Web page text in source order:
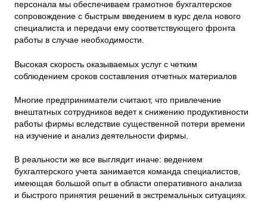
персонала мы обеспечиваем грамотное бухгалтерское
сопровождение с быстрым введением в курс дела нового
специалиста и передачи ему соответствующего фронта
работы в случае необходимости.
Высокая скорость оказываемых услуг с четким
соблюдением сроков составления отчетных материалов
Многие предприниматели считают, что привлечение
внештатных сотрудников ведет к снижению продуктивности
работы фирмы вследствие существенной потери времени
на изучение и анализ деятельности фирмы.
В реальности же все выглядит иначе: ведением
бухгалтерского учета занимается команда специалистов,
имеющая большой опыт в области оперативного анализа
и быстрого принятия решений в экстремальных ситуациях.